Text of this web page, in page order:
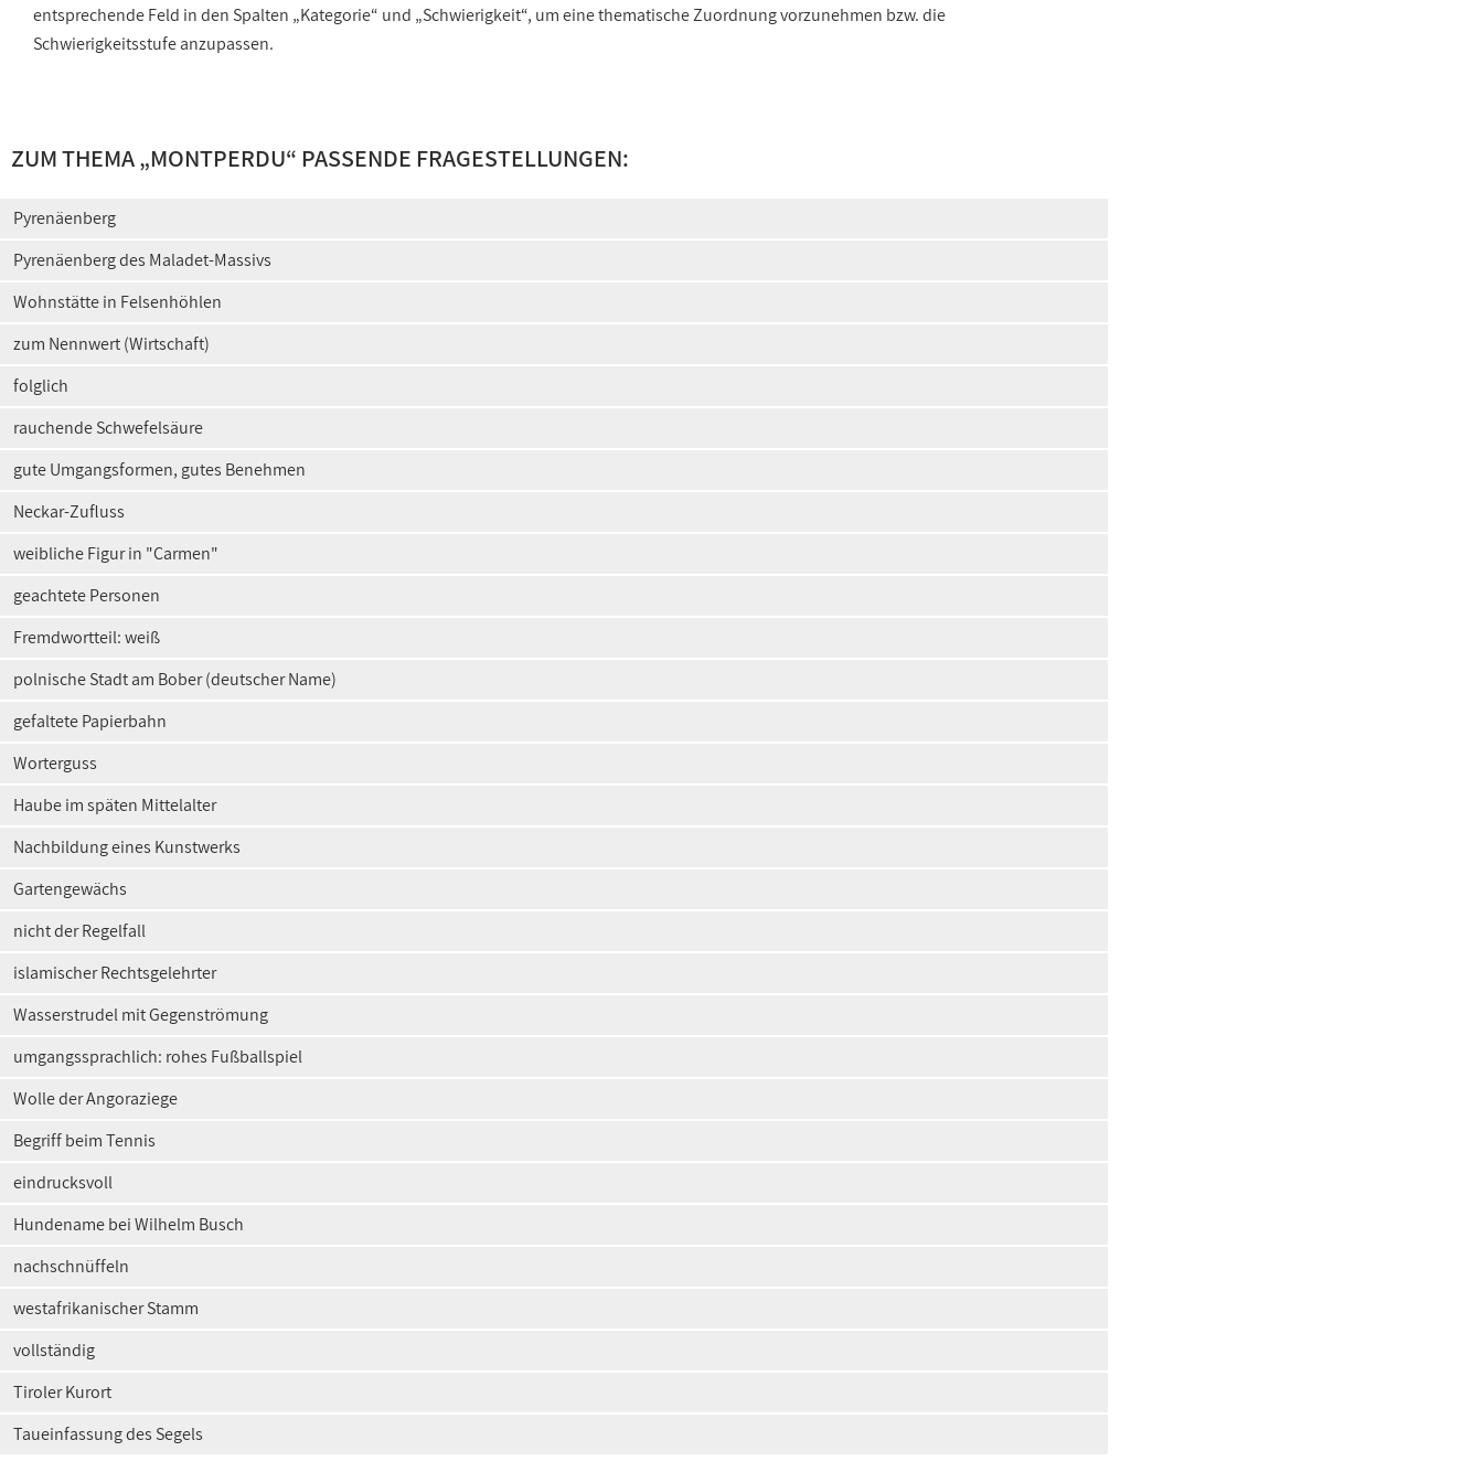
entsprechende Feld in den Spalten „Kategorie“ und „Schwierigkeit“, um eine thematische Zuordnung vorzunehmen bzw. die
Schwierigkeitsstufe anzupassen.
ZUM THEMA „MONTPERDU“ PASSENDE FRAGESTELLUNGEN:
Pyrenäenberg
Pyrenäenberg des Maladet-Massivs
Wohnstätte in Felsenhöhlen
zum Nennwert (Wirtschaft)
folglich
rauchende Schwefelsäure
gute Umgangsformen, gutes Benehmen
Neckar-Zufluss
weibliche Figur in "Carmen"
geachtete Personen
Fremdwortteil: weiß
polnische Stadt am Bober (deutscher Name)
gefaltete Papierbahn
Worterguss
Haube im späten Mittelalter
Nachbildung eines Kunstwerks
Gartengewächs
nicht der Regelfall
islamischer Rechtsgelehrter
Wasserstrudel mit Gegenströmung
umgangssprachlich: rohes Fußballspiel
Wolle der Angoraziege
Begriff beim Tennis
eindrucksvoll
Hundename bei Wilhelm Busch
nachschnüffeln
westafrikanischer Stamm
vollständig
Tiroler Kurort
Taueinfassung des Segels